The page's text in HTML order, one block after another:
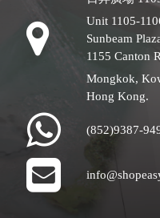
Unit 1105-
Sunbeam
1155 Canton
Mongkok,
Hong Kong.
(852)9387-